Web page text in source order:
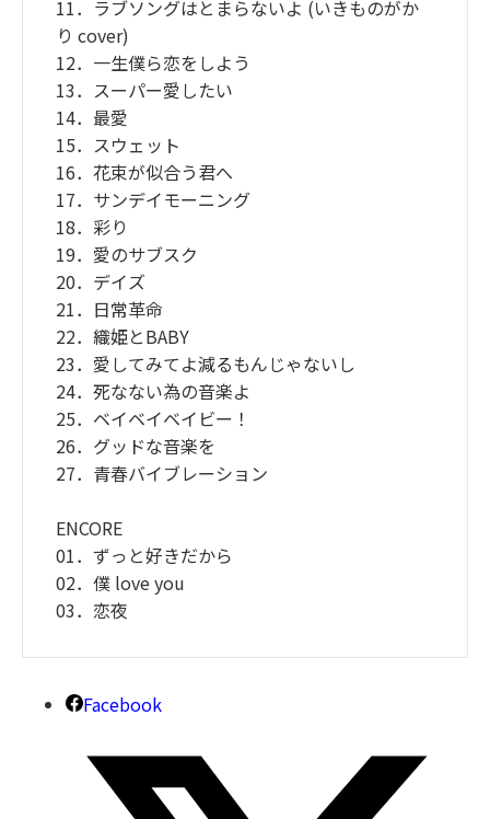
11．ラブソングはとまらないよ (いきものがか
り cover)
12．一生僕ら恋をしよう
13．スーパー愛したい
14．最愛
15．スウェット
16．花束が似合う君へ
17．サンデイモーニング
18．彩り
19．愛のサブスク
20．デイズ
21．日常革命
22．織姫とBABY
23．愛してみてよ減るもんじゃないし
24．死なない為の音楽よ
25．ベイベイベイビー！
26．グッドな音楽を
27．青春バイブレーション
ENCORE
01．ずっと好きだから
02．僕 love you
03．恋夜
Facebook